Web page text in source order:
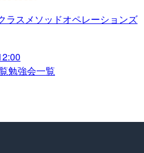
ラスメソッドオペレーションズ
勉強会一覧